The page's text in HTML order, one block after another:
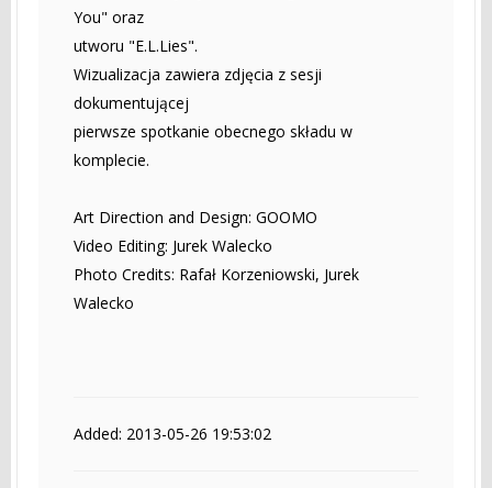
You" oraz
utworu "E.L.Lies".
Wizualizacja zawiera zdjęcia z sesji
dokumentującej
pierwsze spotkanie obecnego składu w
komplecie.
Art Direction and Design: GOOMO
Video Editing: Jurek Walecko
Photo Credits: Rafał Korzeniowski, Jurek
Walecko
Added: 2013-05-26 19:53:02